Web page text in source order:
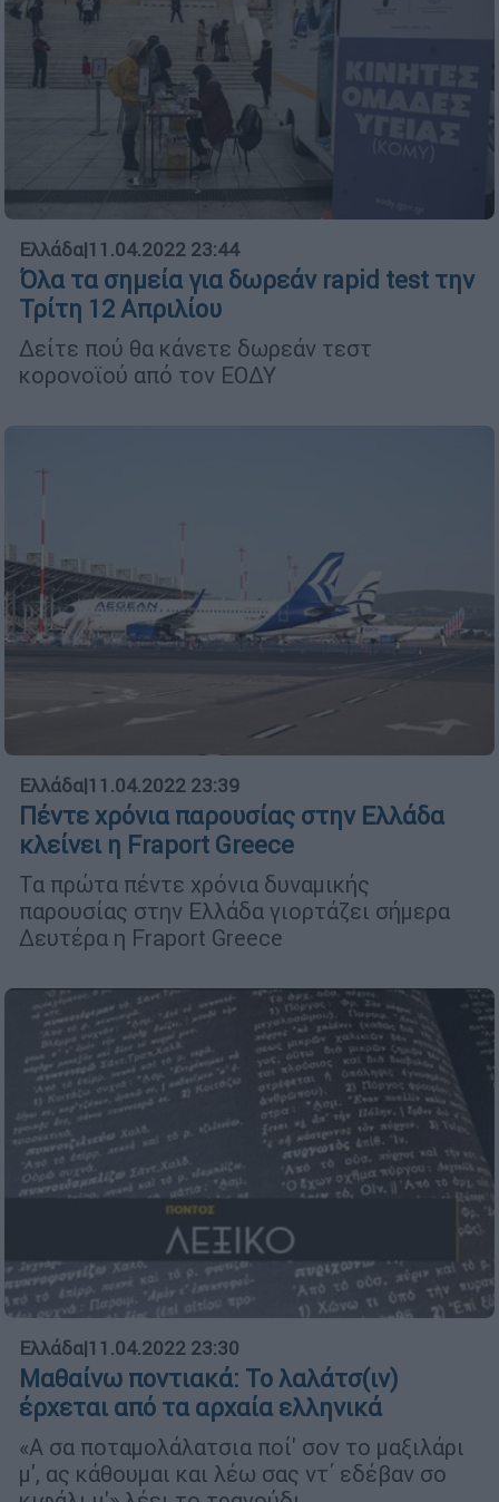
Ελλάδα|11.04.2022 23:44
Όλα τα σημεία για δωρεάν rapid test την
Τρίτη 12 Απριλίου
Δείτε πού θα κάνετε δωρεάν τεστ
κορονοϊού από τον ΕΟΔΥ
Ελλάδα|11.04.2022 23:39
Πέντε χρόνια παρουσίας στην Ελλάδα
κλείνει η Fraport Greece
Τα πρώτα πέντε χρόνια δυναμικής
παρουσίας στην Ελλάδα γιορτάζει σήμερα
Δευτέρα η Fraport Greece
Ελλάδα|11.04.2022 23:30
Μαθαίνω ποντιακά: Το λαλάτσ(ιν)
έρχεται από τα αρχαία ελληνικά
«Α σα ποταμολάλατσια ποί' σον το μαξιλάρι
μ', ας κάθουμαι και λέω σας ντ΄ εδέβαν σο